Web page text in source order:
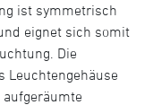
ist symmetrisch
eignet sich somit
Die
Leuchtengehäuse